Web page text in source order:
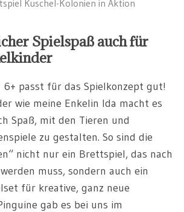
Kuschel-Kolonien in Aktion
Spielspaß auch für
passt für das Spielkonzept gut!
wie meine Enkelin Ida macht es
Spaß, mit den Tieren und
zu gestalten. So sind die
nicht nur ein Brettspiel, das nach
muss, sondern auch ein
für kreative, ganz neue
gab es bei uns im